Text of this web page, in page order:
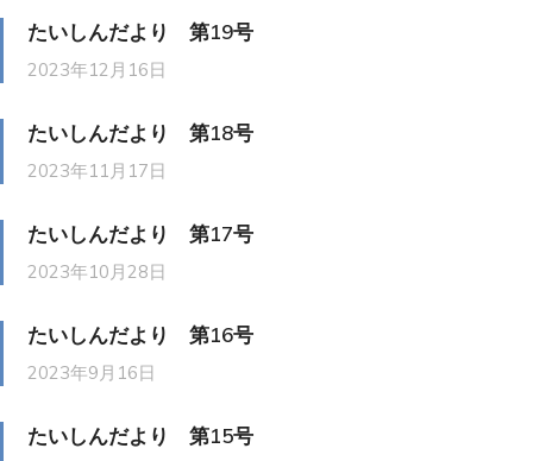
たいしんだより 第19号
2023年12月16日
たいしんだより 第18号
2023年11月17日
たいしんだより 第17号
2023年10月28日
たいしんだより 第16号
2023年9月16日
たいしんだより 第15号